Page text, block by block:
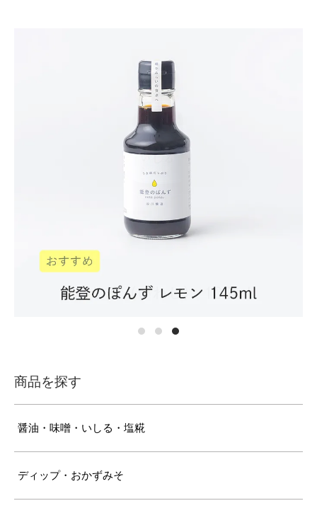
商品を探す
醤油・味噌・いしる・塩糀
ディップ・おかずみそ